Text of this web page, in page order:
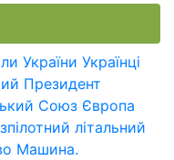
України Українці
Президент
Союз Європа
літальний
Машина.